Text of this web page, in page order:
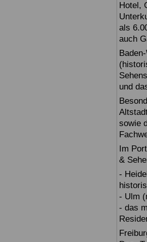
Hotel,
als
auch
und
sowie
Im
&
-
- Ulm
- das